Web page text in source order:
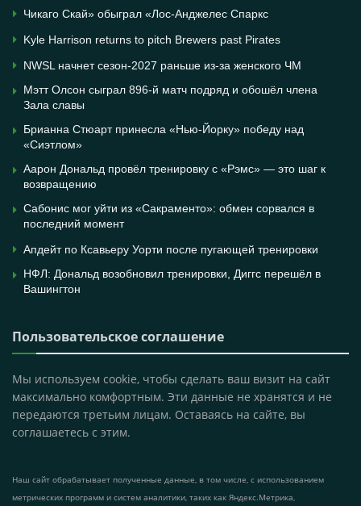
Чикаго Скай» обыграл «Лос-Анджелес Спаркс
Kyle Harrison returns to pitch Brewers past Pirates
NWSL начнет сезон-2027 раньше из-за женского ЧМ
Мэтт Олсон сыграл 896-й матч подряд и обошёл члена
Зала славы
Брианна Стюарт принесла «Нью-Йорку» победу над
«Сиэтлом»
Аарон Дональд провёл тренировку с «Рэмс» — это шаг к
возвращению
Сабонис мог уйти из «Сакраменто»: обмен сорвался в
последний момент
Апдейт по Ксавьеру Уорти после пугающей тренировки
НФЛ: Дональд возобновил тренировки, Диггс перешёл в
Вашингтон
Пользовательское соглашение
Мы используем cookie, чтобы сделать ваш визит на сайт
максимально комфортным. Эти данные не хранятся и не
передаются третьим лицам. Оставаясь на сайте, вы
соглашаетесь с этим.
Наш сайт обрабатывает полученные данные, в том числе, с использованием
метрических программ и систем аналитики, таких как Яндекс.Метрика,